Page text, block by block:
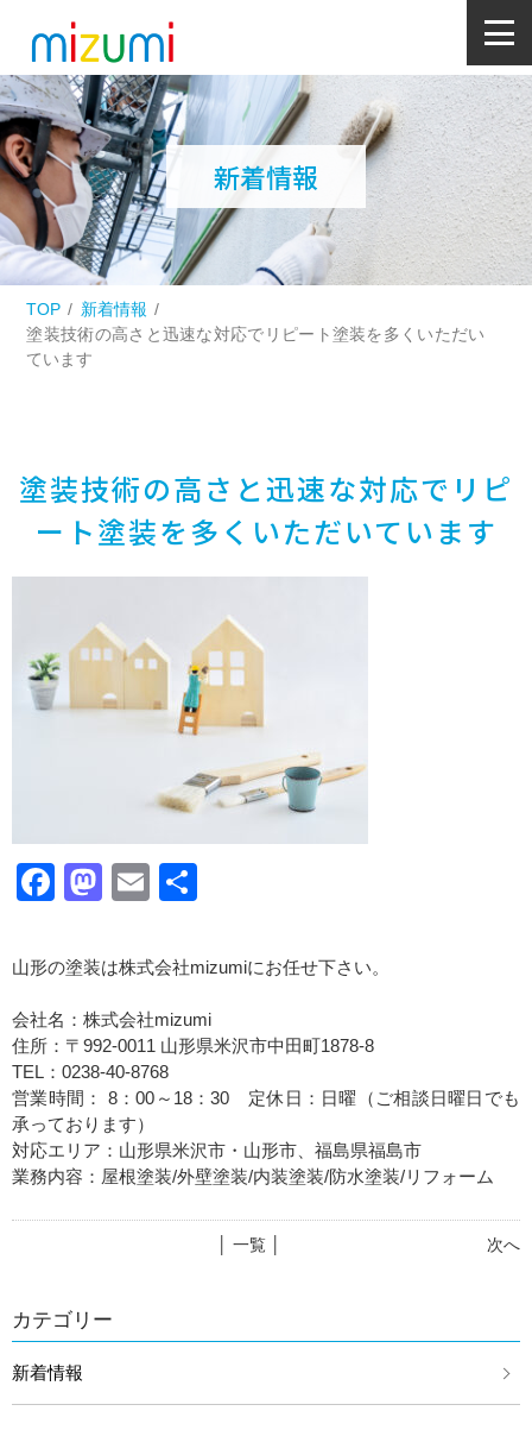
新着情報
TOP
新着情報
塗装技術の高さと迅速な対応でリピート塗装を多くいただい
ています
塗装技術の高さと迅速な対応でリピ
ート塗装を多くいただいています
Facebook
Mastodon
Email
山形の塗装は株式会社mizumiにお任せ下さい。
会社名：株式会社mizumi
住所：〒992-0011 山形県米沢市中田町1878-8
TEL：0238-40-8768
営業時間： 8：00～18：30 定休日：日曜（ご相談日曜日でも
承っております）
対応エリア：山形県米沢市・山形市、福島県福島市
業務内容：屋根塗装/外壁塗装/内装塗装/防水塗装/リフォーム
次へ
│ 一覧 │
カテゴリー
新着情報